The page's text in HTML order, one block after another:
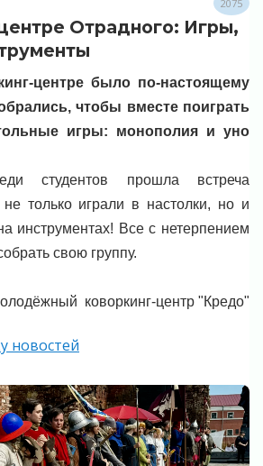
2075
Отрадного: Игры,
центре было по-настоящему
чтобы вместе поиграть
игры: монополия и уно
студентов прошла встреча
только играли в настолки, но и
инструментах! Все с нетерпением
свою группу.
коворкинг-центр "Кредо"
новостей